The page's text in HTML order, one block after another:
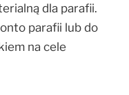
dla parafii.
parafii lub do
na cele